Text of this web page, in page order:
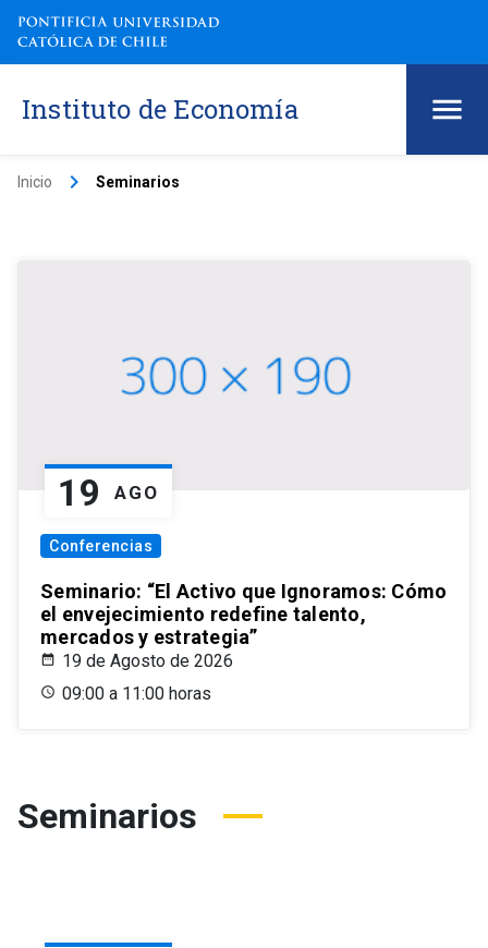
Instituto de Economía
Inicio keyboard_arrow_right Seminarios
19 AGO
Conferencias
Seminario: “El Activo que Ignoramos: Cómo
el envejecimiento redefine talento,
mercados y estrategia”
19 de Agosto de 2026
09:00 a 11:00 horas
Seminarios